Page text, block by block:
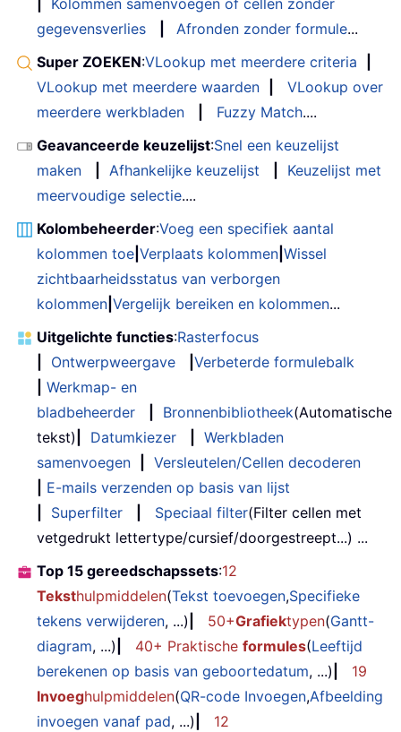
Kolommen samenvoegen of cellen zonder
gegevensverlies
Afronden zonder formule...
Super ZOEKEN:VLookup met meerdere criteria
VLookup met meerdere waarden
VLookup over
meerdere werkbladen
Fuzzy Match....
Geavanceerde keuzelijst:Snel een keuzelijst
maken
Afhankelijke keuzelijst
Keuzelijst met
meervoudige selectie....
Kolombeheerder:Voeg een specifiek aantal
kolommen toe Verplaats kolommen Wissel
zichtbaarheidsstatus van verborgen
kolommen Vergelijk bereiken en kolommen...
Uitgelichte functies:Rasterfocus
Ontwerpweergave
Verbeterde formulebalk
Werkmap- en
bladbeheerder
Bronnenbibliotheek(Automatische
tekst)
Datumkiezer
Werkbladen
samenvoegen
Versleutelen/Cellen decoderen
E-mails verzenden op basis van lijst
Superfilter Speciaal filter(Filter cellen met
vetgedrukt lettertype/cursief/doorgestreept...) ...
Top 15 gereedschapssets:12
Teksthulpmiddelen(Tekst toevoegen,Specifieke
tekens verwijderen, ...) 50+Grafiektypen(Gantt-
diagram, ...) 40+ Praktische formules(Leeftijd
berekenen op basis van geboortedatum, ...)
19
Invoeghulpmiddelen(QR-code Invoegen,Afbeelding
invoegen vanaf pad, ...)
12